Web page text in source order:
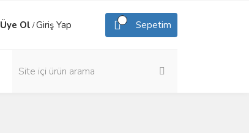
Üye Ol /Giriş Yap Sepetim